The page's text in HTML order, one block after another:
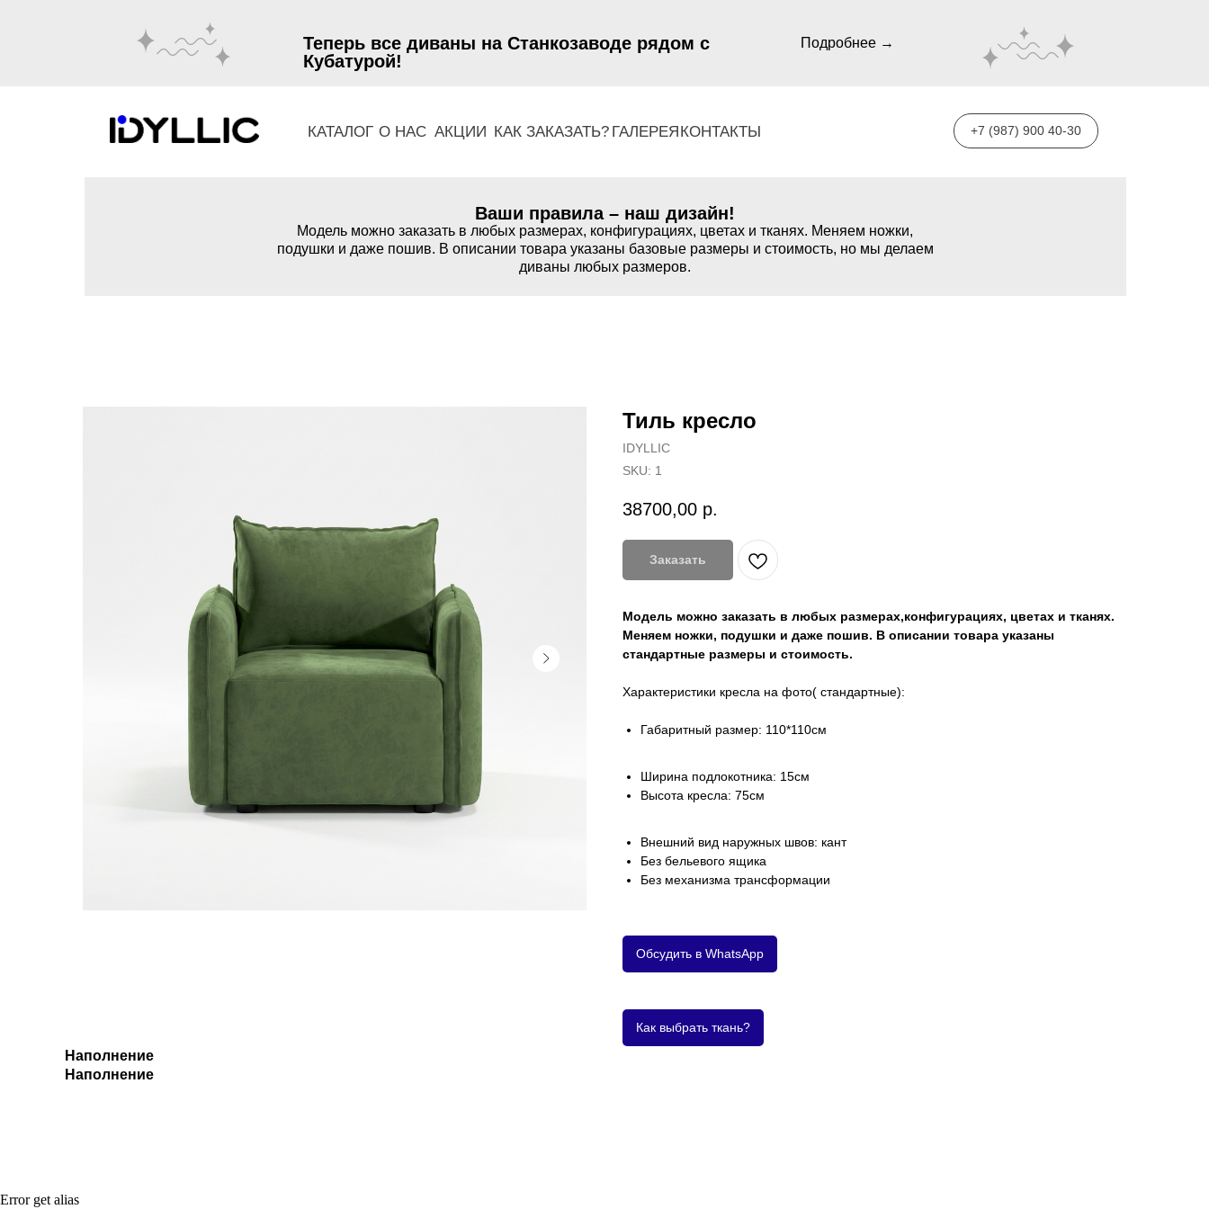
Подробнее →
Теперь все диваны на Станкозаводе рядом с
Кубатурой!
КАТАЛОГ О НАС АКЦИИ КАК ЗАКАЗАТЬ? ГАЛЕРЕЯКОНТАКТЫ +7 (987) 900 40-30
Ваши правила – наш дизайн!
Модель можно заказать в любых размерах, конфигурациях, цветах и тканях. Меняем ножки,
подушки и даже пошив. В описании товара указаны базовые размеры и стоимость, но мы делаем
диваны любых размеров.
Тиль кресло
IDYLLIC
SKU: 1
38700,00 р.
Заказать
Модель можно заказать в любых размерах,конфигурациях, цветах и тканях.
Меняем ножки, подушки и даже пошив. В описании товара указаны
стандартные размеры и стоимость.
Характеристики кресла на фото( стандартные):
Габаритный размер: 110*110см
Ширина подлокотника: 15см
Высота кресла: 75см
Внешний вид наружных швов: кант
Без бельевого ящика
Без механизма трансформации
Обсудить в WhatsApp
Как выбрать ткань?
Наполнение
Наполнение
Error get alias